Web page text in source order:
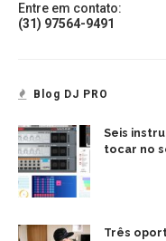
Entre em contato:
(31) 97564-9491
Blog DJ PRO
Seis
tocar no
Três